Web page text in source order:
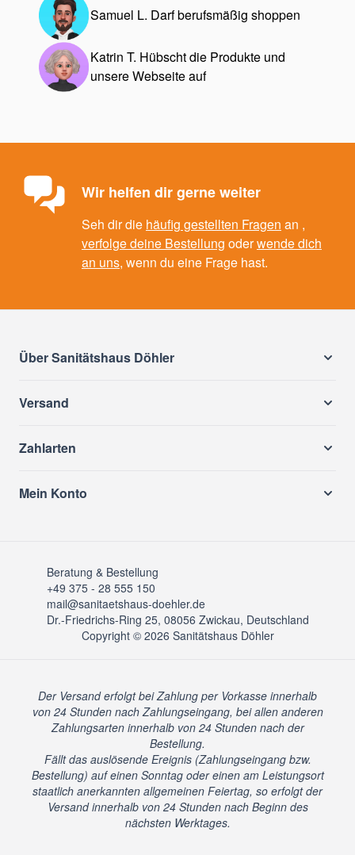
Samuel L. Darf berufsmäßig shoppen
Katrin T. Hübscht die Produkte und
unsere Webseite auf
Wir helfen dir gerne weiter
Seh dir die häufig gestellten Fragen an ,
verfolge deine Bestellung oderwende dich
an uns, wenn du eine Frage hast.
Über Sanitätshaus Döhler
Versand
Zahlarten
Mein Konto
Beratung & Bestellung
+49 375 - 28 555 150
mail@sanitaetshaus-doehler.de
Dr.-Friedrichs-Ring 25, 08056 Zwickau, Deutschland
Copyright © 2026 Sanitätshaus Döhler
Der Versand erfolgt bei Zahlung per Vorkasse innerhalb
von 24 Stunden nach Zahlungseingang, bei allen anderen
Zahlungsarten innerhalb von 24 Stunden nach der
Bestellung.
Fällt das auslösende Ereignis (Zahlungseingang bzw.
Bestellung) auf einen Sonntag oder einen am Leistungsort
staatlich anerkannten allgemeinen Feiertag, so erfolgt der
Versand innerhalb von 24 Stunden nach Beginn des
nächsten Werktages.